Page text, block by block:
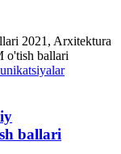
2021, Arxitektura
o'tish ballari
ballari